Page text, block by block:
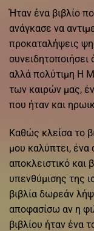
Ήταν ένα βιβλίο
ανάγκασε να
προκαταλήψεις
συνειδητοποιήσει
αλλά πολύτιμη Η
των καιρών μας,
που ήταν και
Καθώς κλείσα το
μου καλύπτει,
αποκλειστικό και
υπενθύμισης της
βιβλία δωρεάν
αποφασίσω αν η
βιβλίου ήταν ένα